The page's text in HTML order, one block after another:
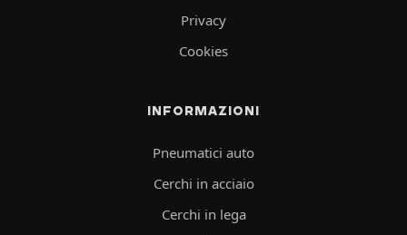
Privacy
Cookies
INFORMAZIONI
Pneumatici auto
Cerchi in acciaio
Cerchi in lega